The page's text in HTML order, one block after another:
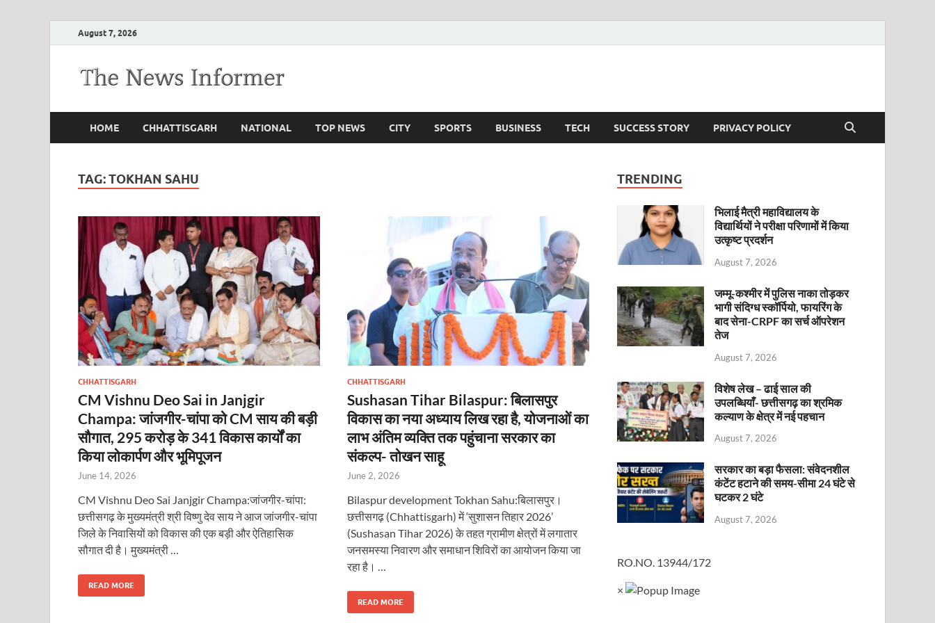
August 7, 2026
HOME CHHATTISGARH NATIONAL TOP NEWS CITY SPORTS BUSINESS TECH SUCCESS STORY PRIVACY POLICY
TAG:TOKHAN SAHU
CHHATTISGARH
CM Vishnu Deo Sai in Janjgir
Champa: जांजगीर-चांपा को CM साय की बड़ी
सौगात, 295 करोड़ के 341 विकास कार्यों का
किया लोकार्पण और भूमिपूजन
June 14, 2026
CM Vishnu Deo Sai Janjgir Champa:जांजगीर-चांपा:
छत्तीसगढ़ के मुख्यमंत्री श्री विष्णु देव साय ने आज जांजगीर-चांपा
जिले के निवासियों को विकास की एक बड़ी और ऐतिहासिक
सौगात दी है। मुख्यमंत्री …
READ MORE
CHHATTISGARH
Sushasan Tihar Bilaspur: बिलासपुर
विकास का नया अध्याय लिख रहा है, योजनाओं का
लाभ अंतिम व्यक्ति तक पहुंचाना सरकार का
संकल्प- तोखन साहू
June 2, 2026
Bilaspur development Tokhan Sahu:बिलासपुर।
छत्तीसगढ़ (Chhattisgarh) में ‘सुशासन तिहार 2026’
(Sushasan Tihar 2026) के तहत ग्रामीण क्षेत्रों में लगातार
जनसमस्या निवारण और समाधान शिविरों का आयोजन किया जा
रहा है। …
READ MORE
TRENDING
भिलाई मैत्री महाविद्यालय के
विद्यार्थियों ने परीक्षा परिणामों में किया
उत्कृष्ट प्रदर्शन
August 7, 2026
जम्मू-कश्मीर में पुलिस नाका तोड़कर
भागी संदिग्ध स्कॉर्पियो, फायरिंग के
बाद सेना-CRPF का सर्च ऑपरेशन
तेज
August 7, 2026
विशेष लेख – ढाई साल की
उपलब्धियाँ- छत्तीसगढ़ का श्रमिक
कल्याण के क्षेत्र में नई पहचान
August 7, 2026
सरकार का बड़ा फैसला: संवेदनशील
कंटेंट हटाने की समय-सीमा 24 घंटे से
घटकर 2 घंटे
August 7, 2026
RO.NO. 13944/172
×